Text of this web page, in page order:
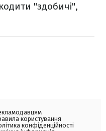
"здобичі",
користування
конфіденційності